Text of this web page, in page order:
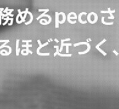
めるpeco
ど近づく